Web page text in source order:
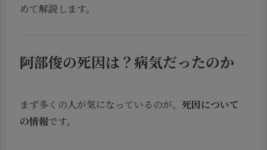
めて解説します。
阿部俊の死因は？病気だったのか
まず多くの人が気になっているのが、 死因について
の情報です。